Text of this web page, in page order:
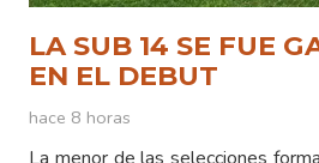
LA SUB 14 SE FUE
EN EL DEBUT
hace 8 horas